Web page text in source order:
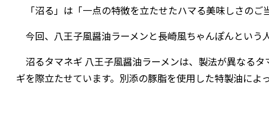
「沼る」は「一点の特徴を立たせたハマる美味しさのご
今回、八王子風醤油ラーメンと長崎風ちゃんぽんという
沼るタマネギ 八王子風醤油ラーメンは、製法が異なる
ギを際立たせています。別添の豚脂を使用した特製油によ